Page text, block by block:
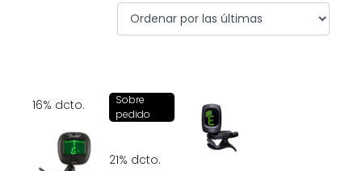
16% dcto.
Sobre
pedido
21% dcto.